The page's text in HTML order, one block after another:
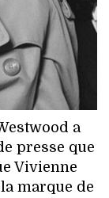
a
presse que
Vivienne
marque de